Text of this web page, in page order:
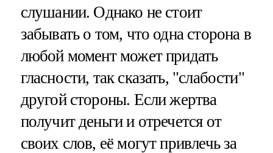
слушании. Однако не стоит
забывать о том, что одна сторона в
любой момент может придать
гласности, так сказать, "слабости"
другой стороны. Если жертва
получит деньги и отречется от
своих слов, её могут привлечь за